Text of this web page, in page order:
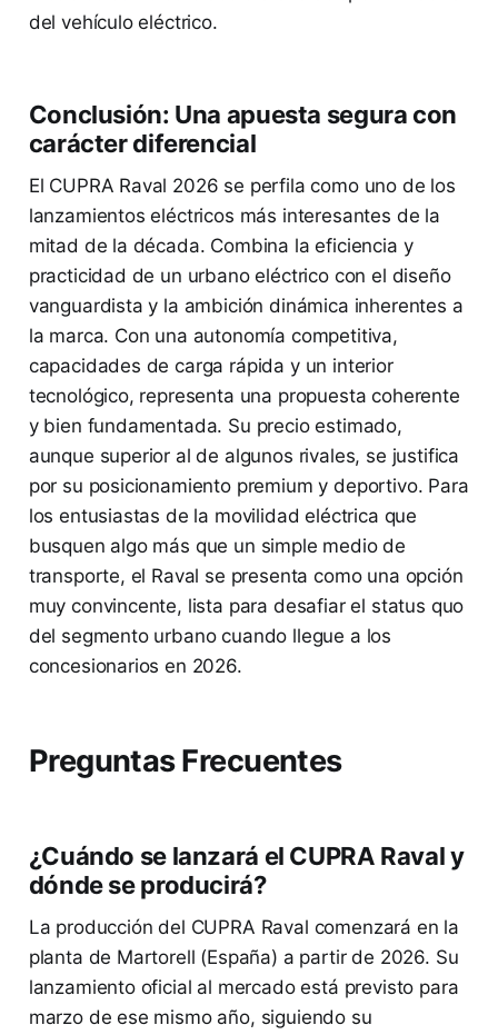
del vehículo eléctrico.
Conclusión: Una apuesta segura con
carácter diferencial
El CUPRA Raval 2026 se perfila como uno de los
lanzamientos eléctricos más interesantes de la
mitad de la década. Combina la eficiencia y
practicidad de un urbano eléctrico con el diseño
vanguardista y la ambición dinámica inherentes a
la marca. Con una autonomía competitiva,
capacidades de carga rápida y un interior
tecnológico, representa una propuesta coherente
y bien fundamentada. Su precio estimado,
aunque superior al de algunos rivales, se justifica
por su posicionamiento premium y deportivo. Para
los entusiastas de la movilidad eléctrica que
busquen algo más que un simple medio de
transporte, el Raval se presenta como una opción
muy convincente, lista para desafiar el status quo
del segmento urbano cuando llegue a los
concesionarios en 2026.
Preguntas Frecuentes
¿Cuándo se lanzará el CUPRA Raval y
dónde se producirá?
La producción del CUPRA Raval comenzará en la
planta de Martorell (España) a partir de 2026. Su
lanzamiento oficial al mercado está previsto para
marzo de ese mismo año, siguiendo su